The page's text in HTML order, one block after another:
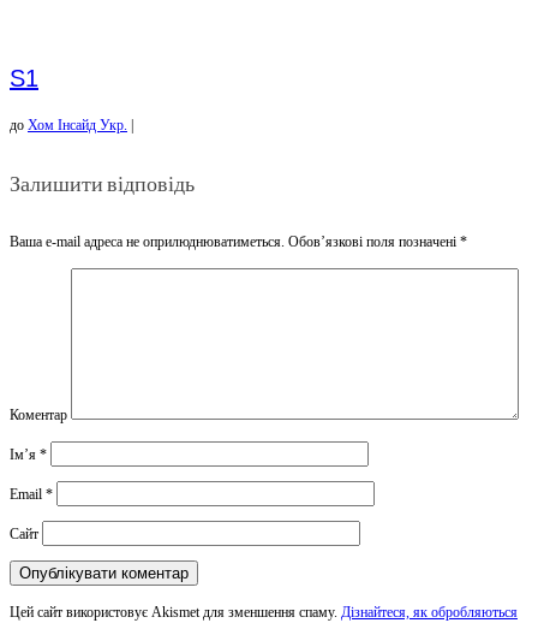
S1
до Хом Інсайд Укр.
Залишити відповідь
Ваша e-mail адреса не оприлюднюватиметься. Обов’язкові поля позначені *
Коментар
Ім’я *
Email *
Сайт
Цей сайт використовує Akismet для зменшення спаму. Дізнайтеся, як обробляються